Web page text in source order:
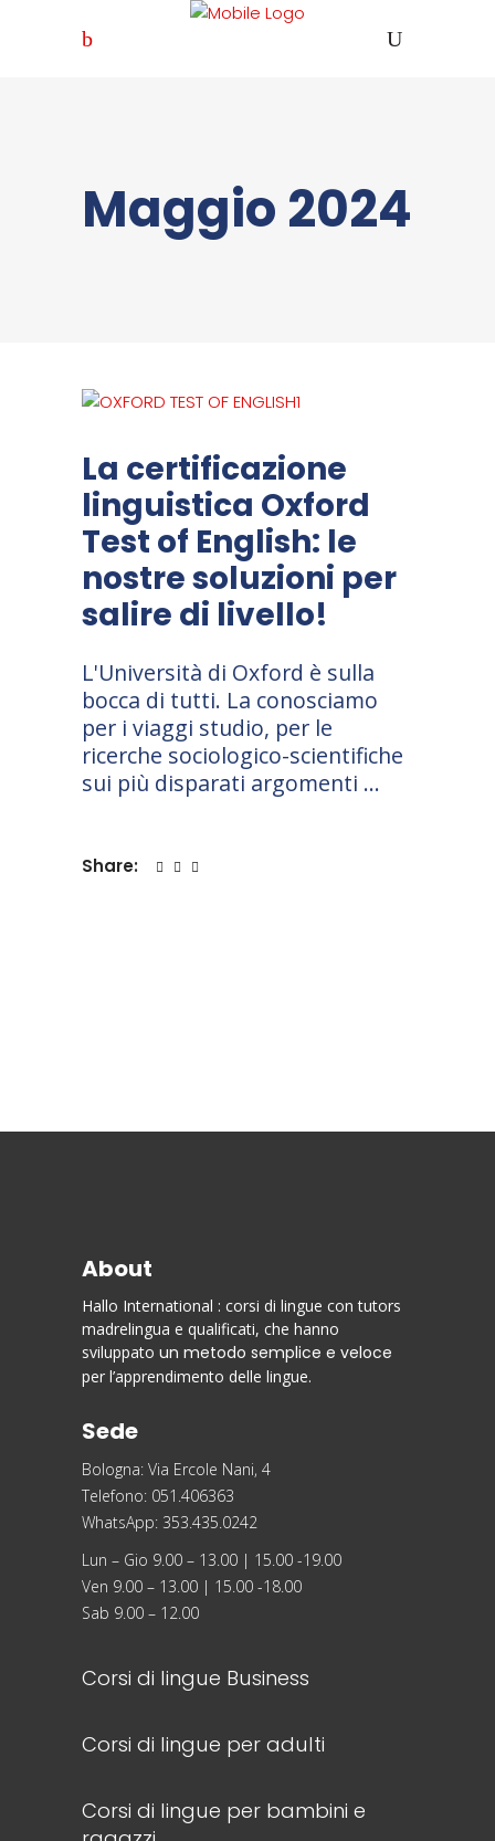
Maggio 2024
La certificazione
linguistica Oxford
Test of English: le
nostre soluzioni per
salire di livello!
L'Università di Oxford è sulla
bocca di tutti. La conosciamo
per i viaggi studio, per le
ricerche sociologico-scientifiche
sui più disparati argomenti
Share:
About
Hallo International : corsi di lingue con tutors
madrelingua e qualificati, che hanno
sviluppato un metodo semplice e veloce
per l’apprendimento delle lingue.
Sede
Bologna: Via Ercole Nani, 4
Telefono: 051.406363
WhatsApp: 353.435.0242
Lun – Gio 9.00 – 13.00 | 15.00 -19.00
Ven 9.00 – 13.00 | 15.00 -18.00
Sab 9.00 – 12.00
Corsi di lingue Business
Corsi di lingue per adulti
Corsi di lingue per bambini e